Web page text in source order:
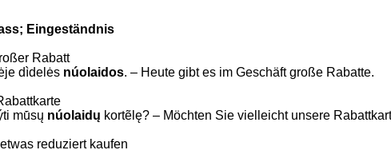
Eingeständnis
Rabatt
dìdelės núolaidos. – Heute gibt es im Geschäft große Rabatte.
mū́sų núolaidų kortẽlę? – Möchten Sie vielleicht unsere
reduziert kaufen